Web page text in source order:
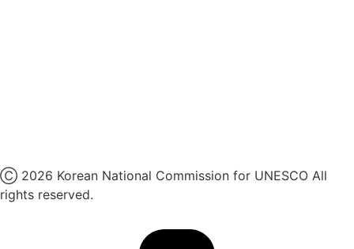
Ⓒ 2026 Korean National Commission for UNESCO All
rights reserved.